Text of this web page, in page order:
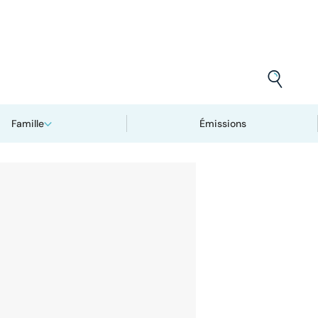
Famille Émissions